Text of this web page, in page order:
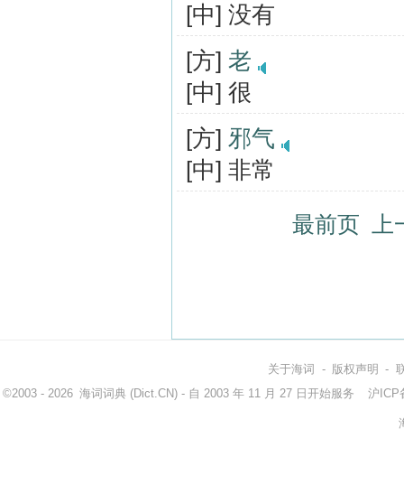
[中] 没有
[方] 老
[中] 很
[方] 邪气
[中] 非常
最前页
关于海词 - 版权声明 -
©2003 - 2026 海词词典 (Dict.CN) - 自 2003 年 11 月 27 日开始服务 沪ICP